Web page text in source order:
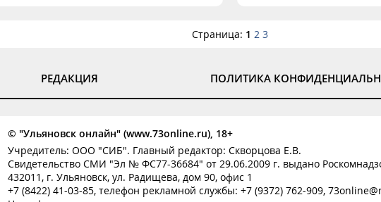
Страница: 1 2 3
РЕДАКЦИЯ ПОЛИТИКА
© "Ульяновск онлайн" (www.73online.ru), 18+
Учредитель: ООО "СИБ". Главный редактор: Скворцова Е.В.
Свидетельство СМИ "Эл № ФС77-36684" от 29.06.2009 г. выдано
432011, г. Ульяновск, ул. Радищева, дом 90, офис 1
+7 (8422) 41-03-85, телефон рекламной службы: +7 (9372) 762-909,